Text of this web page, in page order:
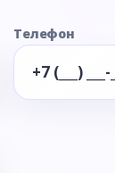
Телефон